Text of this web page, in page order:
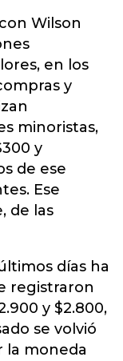
Wilson
en los
y
minoristas,
y
de ese
Ese
de las
días ha
registraron
y $2.800,
se volvió
la moneda